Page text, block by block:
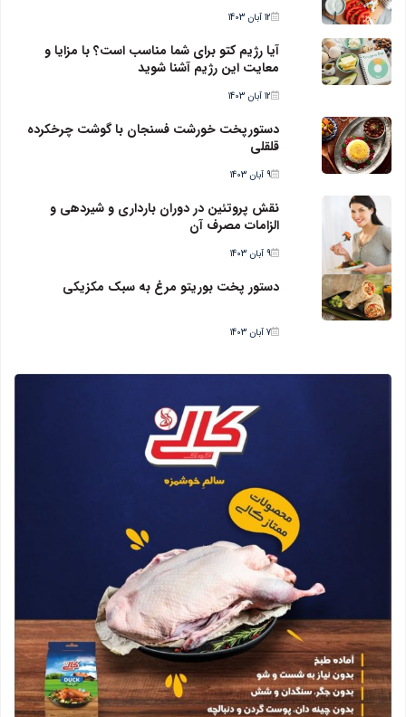
12 آبان 1403
آیا رژیم کتو برای شما مناسب است؟ با مزایا و
معایت این رژیم آشنا شوید
12 آبان 1403
دستورپخت خورشت فسنجان با گوشت چرخکرده
قلقلی
9 آبان 1403
نقش پروتئین در دوران بارداری و شیردهی و
الزامات مصرف آن
9 آبان 1403
دستور پخت بوریتو مرغ به سبک مکزیکی
7 آبان 1403